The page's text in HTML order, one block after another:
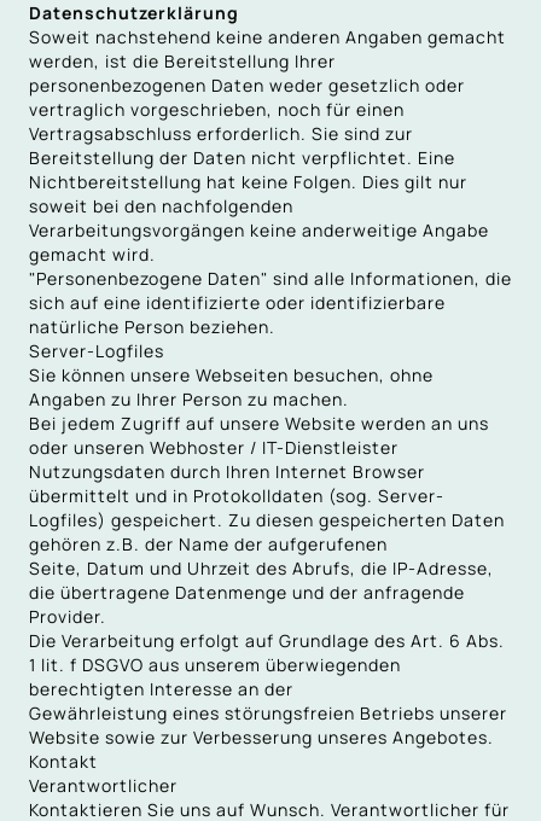
Datenschutzerklärung
Soweit nachstehend keine anderen Angaben gemacht
werden, ist die Bereitstellung Ihrer
personenbezogenen Daten weder gesetzlich oder
vertraglich vorgeschrieben, noch für einen
Vertragsabschluss erforderlich. Sie sind zur
Bereitstellung der Daten nicht verpflichtet. Eine
Nichtbereitstellung hat keine Folgen. Dies gilt nur
soweit bei den nachfolgenden
Verarbeitungsvorgängen keine anderweitige Angabe
gemacht wird.
"Personenbezogene Daten" sind alle Informationen, die
sich auf eine identifizierte oder identifizierbare
natürliche Person beziehen.
Server-Logfiles
Sie können unsere Webseiten besuchen, ohne
Angaben zu Ihrer Person zu machen.
Bei jedem Zugriff auf unsere Website werden an uns
oder unseren Webhoster / IT-Dienstleister
Nutzungsdaten durch Ihren Internet Browser
übermittelt und in Protokolldaten (sog. Server-
Logfiles) gespeichert. Zu diesen gespeicherten Daten
gehören z.B. der Name der aufgerufenen
Seite, Datum und Uhrzeit des Abrufs, die IP-Adresse,
die übertragene Datenmenge und der anfragende
Provider.
Die Verarbeitung erfolgt auf Grundlage des Art. 6 Abs.
1 lit. f DSGVO aus unserem überwiegenden
berechtigten Interesse an der
Gewährleistung eines störungsfreien Betriebs unserer
Website sowie zur Verbesserung unseres Angebotes.
Kontakt
Verantwortlicher
Kontaktieren Sie uns auf Wunsch. Verantwortlicher für